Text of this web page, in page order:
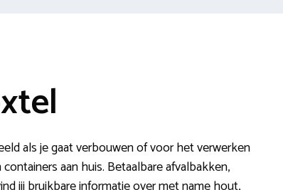
als je gaat verbouwen of voor het verwerken
aan huis. Betaalbare afvalbakken,